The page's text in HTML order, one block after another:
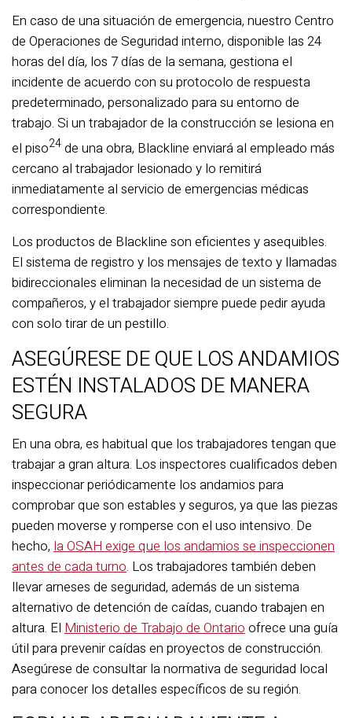
En caso de una situación de emergencia, nuestro Centro
de Operaciones de Seguridad interno, disponible las 24
horas del día, los 7 días de la semana, gestiona el
incidente de acuerdo con su protocolo de respuesta
predeterminado, personalizado para su entorno de
trabajo. Si un trabajador de la construcción se lesiona en
el piso24de una obra, Blackline enviará al empleado más
cercano al trabajador lesionado y lo remitirá
inmediatamente al servicio de emergencias médicas
correspondiente.
Los productos de Blackline son eficientes y asequibles.
El sistema de registro y los mensajes de texto y llamadas
bidireccionales eliminan la necesidad de un sistema de
compañeros, y el trabajador siempre puede pedir ayuda
con solo tirar de un pestillo.
ASEGÚRESE DE QUE LOS ANDAMIOS
ESTÉN INSTALADOS DE MANERA
SEGURA
En una obra, es habitual que los trabajadores tengan que
trabajar a gran altura. Los inspectores cualificados deben
inspeccionar periódicamente los andamios para
comprobar que son estables y seguros, ya que las piezas
pueden moverse y romperse con el uso intensivo. De
hecho, la OSAH exige que los andamios se inspeccionen
antes de cada turno. Los trabajadores también deben
llevar arneses de seguridad, además de un sistema
alternativo de detención de caídas, cuando trabajen en
altura. El Ministerio de Trabajo de Ontario ofrece una guía
útil para prevenir caídas en proyectos de construcción.
Asegúrese de consultar la normativa de seguridad local
para conocer los detalles específicos de su región.